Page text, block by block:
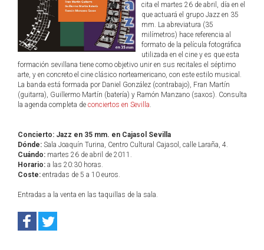
cita el martes 26 de abril, día en el
que actuará el grupo Jazz en 35
mm. La abreviatura (35
milímetros) hace referencia al
formato de la película fotográfica
utilizada en el cine y es que esta
formación sevillana tiene como objetivo unir en sus recitales el séptimo
arte, y en concreto el cine clásico norteamericano, con este estilo musical.
La banda está formada por Daniel González (contrabajo), Fran Martín
(guitarra), Guillermo Martín (batería) y Ramón Manzano (saxos). Consulta
la agenda completa de conciertos en Sevilla.
Concierto: Jazz en 35 mm. en Cajasol Sevilla
Dónde: Sala Joaquín Turina, Centro Cultural Cajasol, calle Laraña, 4.
Cuándo: martes 26 de abril de 2011.
Horario: a las 20:30 horas.
Coste: entradas de 5 a 10 euros.
Entradas a la venta en las taquillas de la sala.